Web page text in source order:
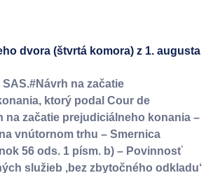
dvora (štvrtá komora) z 1. augusta
SAS.#Návrh na začatie
ktorý podal Cour de
na začatie prejudiciálneho konania –
vnútornom trhu – Smernica
56 ods. 1 písm. b) – Povinnosť
služieb ‚bez zbytočného odkladu‘